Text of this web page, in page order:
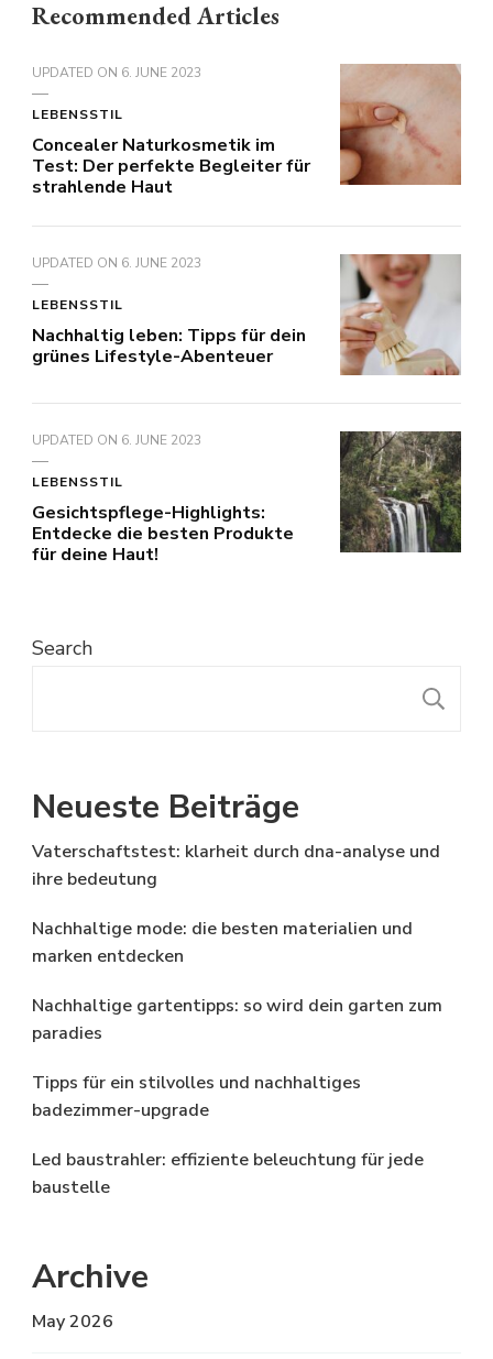
Recommended Articles
UPDATED ON 6. JUNE 2023
LEBENSSTIL
Concealer Naturkosmetik im
Test: Der perfekte Begleiter für
strahlende Haut
UPDATED ON 6. JUNE 2023
LEBENSSTIL
Nachhaltig leben: Tipps für dein
grünes Lifestyle-Abenteuer
UPDATED ON 6. JUNE 2023
LEBENSSTIL
Gesichtspflege-Highlights:
Entdecke die besten Produkte
für deine Haut!
Search
Neueste Beiträge
Vaterschaftstest: klarheit durch dna-analyse und
ihre bedeutung
Nachhaltige mode: die besten materialien und
marken entdecken
Nachhaltige gartentipps: so wird dein garten zum
paradies
Tipps für ein stilvolles und nachhaltiges
badezimmer-upgrade
Led baustrahler: effiziente beleuchtung für jede
baustelle
Archive
May 2026